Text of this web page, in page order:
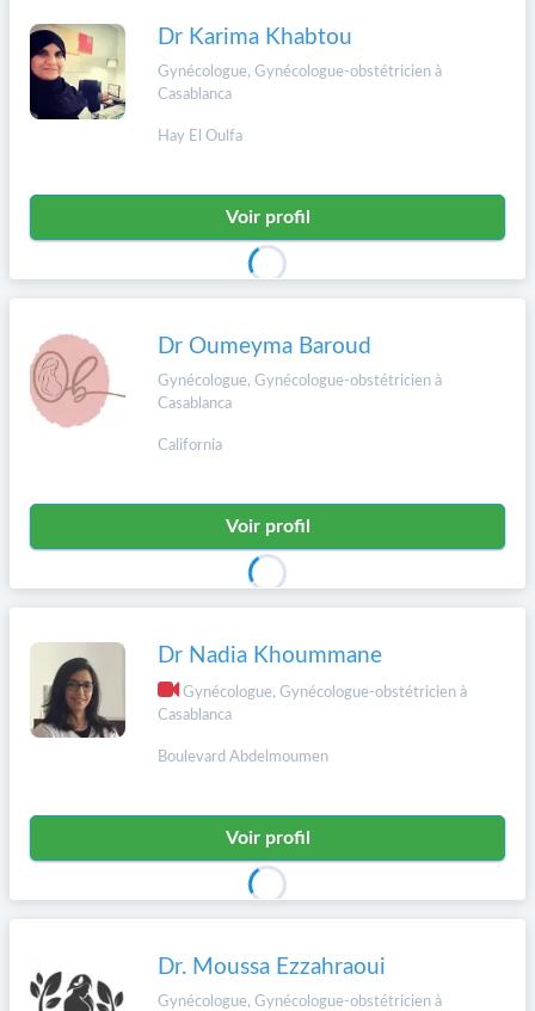
Dr Karima Khabtou
Gynécologue, Gynécologue-obstétricien à
Casablanca
Hay El Oulfa
Voir profil
Dr Oumeyma Baroud
Gynécologue, Gynécologue-obstétricien à
Casablanca
California
Voir profil
Dr Nadia Khoummane
Gynécologue, Gynécologue-obstétricien à
Casablanca
Boulevard Abdelmoumen
Voir profil
Dr. Moussa Ezzahraoui
Gynécologue, Gynécologue-obstétricien à